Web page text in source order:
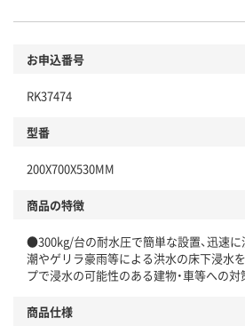
お申込番号
RK37474
型番
200X700X530MM
商品の特徴
●300kg/台の耐水圧で簡単な設置、迅速
潮やゲリラ豪雨等による洪水の床下浸水
プで浸水の可能性のある建物・車等への対
商品仕様